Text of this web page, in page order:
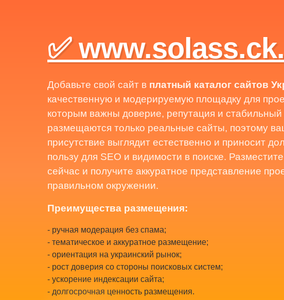
✅
Добавьте свой сайт в платный каталог сайтов
качественную и модерируемую площадку для
которым важны доверие, репутация и стабильный
размещаются только реальные сайты, поэтому
присутствие выглядит естественно и приносит
пользу для SEO и видимости в поиске.
сейчас и получите аккуратное представление
правильном окружении.
Преимущества размещения:
- ручная модерация без спама;
- тематическое и аккуратное размещение;
- ориентация на украинский рынок;
- рост доверия со стороны поисковых систем;
- ускорение индексации сайта;
- долгосрочная ценность размещения.